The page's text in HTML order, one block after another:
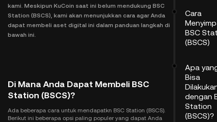
kami. Meskipun KuCoin saat ini belum mendukung BSC
Station (BSCS), kami akan menunjukkan cara agar Anda
dapat membeli aset digital ini dalam panduan langkah di
bawah ini.
Di Mana Anda Dapat Membeli BSC
Station (BSCS)?
Ada beberapa cara untuk mendapatkn BSC Station (BSCS).
Berikut ini beberapa opsi paling populer yang dapat Anda
Cara
BSC
(BSCS)
Apa
Bisa
dengan
Station
(BSCS)?